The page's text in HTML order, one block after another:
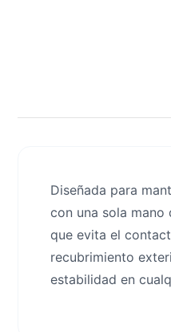
Diseñada para
con una sola
que evita el
recubrimiento
estabilidad en